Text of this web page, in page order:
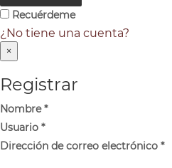
Recuérdeme
¿No tiene una cuenta?
×
Registrar
Nombre*
Usuario *
Dirección de correo electrónico *